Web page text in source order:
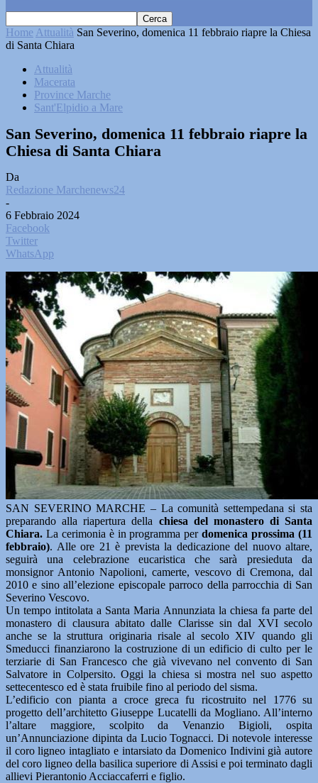
Home Attualità San Severino, domenica 11 febbraio riapre la Chiesa
di Santa Chiara
Attualità
Macerata
Province Marche
Sant'Elpidio a Mare
San Severino, domenica 11 febbraio riapre la
Chiesa di Santa Chiara
Da
Redazione Marchenews24
-
6 Febbraio 2024
Facebook
Twitter
WhatsApp
SAN SEVERINO MARCHE – La comunità settempedana si sta
preparando alla riapertura della chiesa del monastero di Santa
Chiara. La cerimonia è in programma perdomenica prossima (11
febbraio). Alle ore 21 è prevista la dedicazione del nuovo altare,
seguirà una celebrazione eucaristica che sarà presieduta da
monsignor Antonio Napolioni, camerte, vescovo di Cremona, dal
2010 e sino all’elezione episcopale parroco della parrocchia di San
Severino Vescovo.
Un tempo intitolata a Santa Maria Annunziata la chiesa fa parte del
monastero di clausura abitato dalle Clarisse sin dal XVI secolo
anche se la struttura originaria risale al secolo XIV quando gli
Smeducci finanziarono la costruzione di un edificio di culto per le
terziarie di San Francesco che già vivevano nel convento di San
Salvatore in Colpersito. Oggi la chiesa si mostra nel suo aspetto
settecentesco ed è stata fruibile fino al periodo del sisma.
L’edificio con pianta a croce greca fu ricostruito nel 1776 su
progetto dell’architetto Giuseppe Lucatelli da Mogliano. All’interno
l’altare maggiore, scolpito da Venanzio Bigioli, ospita
un’Annunciazione dipinta da Lucio Tognacci. Di notevole interesse
il coro ligneo intagliato e intarsiato da Domenico Indivini già autore
del coro ligneo della basilica superiore di Assisi e poi terminato dagli
allievi Pierantonio Acciaccaferri e figlio.